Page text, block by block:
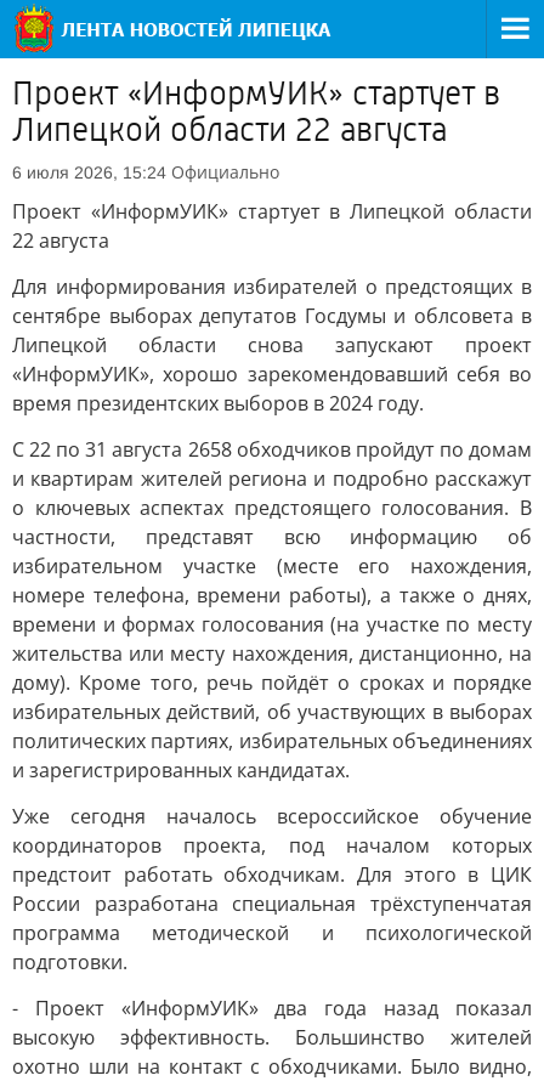
Проект «ИнформУИК» стартует в
Липецкой области 22 августа
6 июля 2026, 15:24 Официально
Проект «ИнформУИК» стартует в Липецкой области
22 августа
Для информирования избирателей о предстоящих в
сентябре выборах депутатов Госдумы и облсовета в
Липецкой области снова запускают проект
«ИнформУИК», хорошо зарекомендовавший себя во
время президентских выборов в 2024 году.
С 22 по 31 августа 2658 обходчиков пройдут по домам
и квартирам жителей региона и подробно расскажут
о ключевых аспектах предстоящего голосования. В
частности, представят всю информацию об
избирательном участке (месте его нахождения,
номере телефона, времени работы), а также о днях,
времени и формах голосования (на участке по месту
жительства или месту нахождения, дистанционно, на
дому). Кроме того, речь пойдёт о сроках и порядке
избирательных действий, об участвующих в выборах
политических партиях, избирательных объединениях
и зарегистрированных кандидатах.
Уже сегодня началось всероссийское обучение
координаторов проекта, под началом которых
предстоит работать обходчикам. Для этого в ЦИК
России разработана специальная трёхступенчатая
программа методической и психологической
подготовки.
- Проект «ИнформУИК» два года назад показал
высокую эффективность. Большинство жителей
охотно шли на контакт с обходчиками. Было видно,